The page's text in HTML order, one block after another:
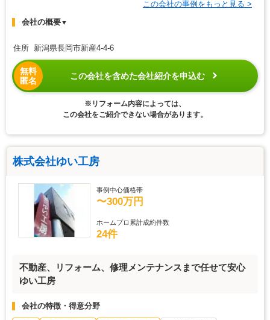
この会社の事例をもっと見る >
会社の概要▼
住所 新潟県長岡市新産4-4-6
無料
匿名
この会社を含めた会社紹介を申込む
※リフォーム内容によっては、
この会社をご紹介できない場合があります。
株式会社ゆい工房
事例中心価格帯
〜300万円
ホームプロ累計成約件数
24件
不動産、リフォーム、修理メンテナンスまで任せて安心
ゆい工房
会社の特徴・得意分野